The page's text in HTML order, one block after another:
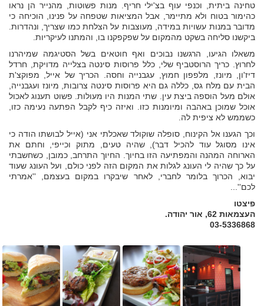
טחינה ביתית, וכנפי עוף בצ'ילי חריף. מנות פשוטות, מהנייר הן נראו
כהימור בטוח ולא מתיימר, אבל המציאות שטפחה על פנינו, הוכיחה כי
מדובר במנות עשויות במידה, מעוצבות על הצלחת כמו שצריך, ונהדרות.
ביקשנו סליחה בשקט מהמקום על שפקפקנו בו, והמתנו לעיקריות.
משאלו הגיעו, הרגשנו נבוכים ואף חוטאים בשל הסטיגמה שמיהרנו
לחרוץ. כריך הרוסטביף שלי, כלל פרוסות סינטה בצלייה מדויקת, חרדל
דיז'ון, מיונז, מלפפון חמוץ, עגבנייה וחסה. הכריך של אייל, מפוקצ'ת
הבית עם מלח גס, כללה גם היא פרוסות סינטה צרובות, מיונז ועגבנייה,
אולם מעל הוספה ביצת עין. שתי המנות היו מעולות. פשוט תענוג לאכול
אוכל שמוכן באהבה ומיומנות כזו. ואיזה כיף לקבל הפתעה נעימה כזו,
כשממש לא ציפית לה.
וכך הגענו אל הקינוח, סופלה שוקולד שאכלתי אני (אייל לבושתו הודה כי
אינו מסוגל עוד להכיל דבר), שהיה טעים, מתוק וכייפי, וחתם את
הארוחה המהנה והמפתיעה הזו בחיוך. החיוך התרחב, כמובן, כשחשבתי
על כך שהיה לי העונג לגלות את המקום הזה לפני כולם, ועל העונג שעוד
יבוא, הכרוך בלומר לחברי, לאחר שיבקרו במקום בעצמם, ''אמרתי
לכם''...
פיצטו
העצמאות 62, אור יהודה.
03-5336868